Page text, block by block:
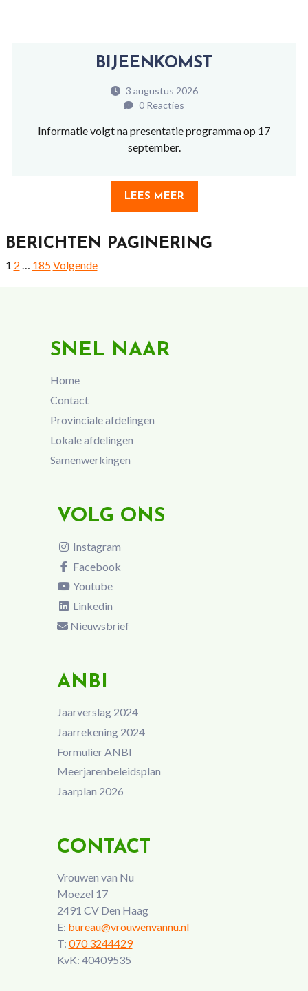
BIJEENKOMST
3 augustus 2026
0 Reacties
Informatie volgt na presentatie programma op 17
september.
LEES MEER
BERICHTEN PAGINERING
1 2 … 185Volgende
SNEL NAAR
Home
Contact
Provinciale afdelingen
Lokale afdelingen
Samenwerkingen
VOLG ONS
Instagram
Facebook
Youtube
Linkedin
Nieuwsbrief
ANBI
Jaarverslag 2024
Jaarrekening 2024
Formulier ANBI
Meerjarenbeleidsplan
Jaarplan 2026
CONTACT
Vrouwen van Nu
Moezel 17
2491 CV Den Haag
E: bureau@vrouwenvannu.nl
T: 070 3244429
KvK: 40409535